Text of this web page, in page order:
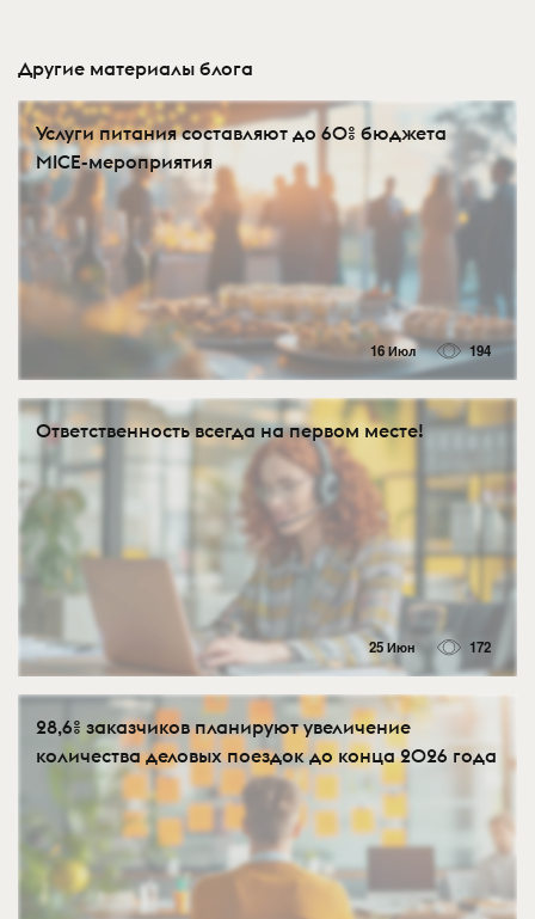
Другие материалы блога
Услуги питания составляют до 60% бюджета
MICE-мероприятия
16 Июл 194
Ответственность всегда на первом месте!
25 Июн 172
28,6% заказчиков планируют увеличение
количества деловых поездок до конца 2026 года